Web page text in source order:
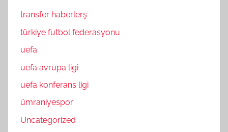
transfer haberlerş
türkiye futbol federasyonu
uefa
uefa avrupa ligi
uefa konferans ligi
ümraniyespor
Uncategorized